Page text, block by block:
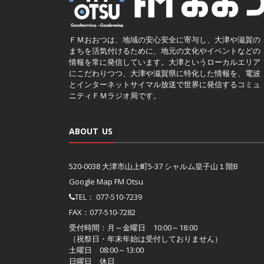
ＦＭおおつは、地域の安心安全に寄与し、大津や滋賀の
まちを活気付けるために、地元の文化やイベントなどの
情報を常に発信しています。大津というローカルエリア
にこだわりつつ、大津や滋賀県に特化した情報を、電波
とインターネットサイマル放送で世界に発信するコミュ
ニティＦＭラジオ局です。
ABOUT US
520-0038 大津市山上町5-37 シャルム皇子山１階B
Google Map FM Otsu
TEL： 077-510-7239
FAX：077-510-7282
受付時間：月～金曜日 10:00～18:00
（祝祭日・年末年始は受付しておりません）
土曜日 08:00～13:00
日曜日 休日